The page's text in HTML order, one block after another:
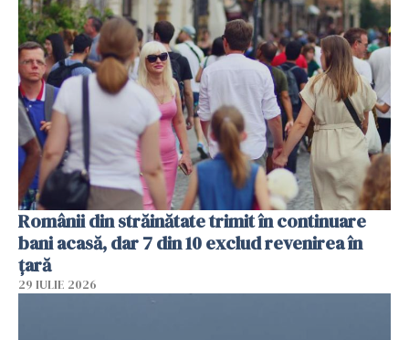
Românii din străinătate trimit în continuare
bani acasă, dar 7 din 10 exclud revenirea în
țară
29 IULIE 2026